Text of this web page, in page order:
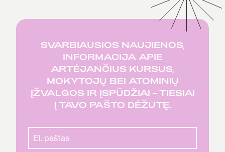
SVARBIAUSIOS NAUJIENOS,
INFORMACIJA APIE
ARTĖJANČIUS KURSUS,
MOKYTOJŲ BEI ATOMINIŲ
ĮŽVALGOS IR ĮSPŪDŽIAI – TIESIAI
Į TAVO PAŠTO DĖŽUTĘ.